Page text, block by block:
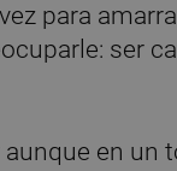
para
ser
aunque en un